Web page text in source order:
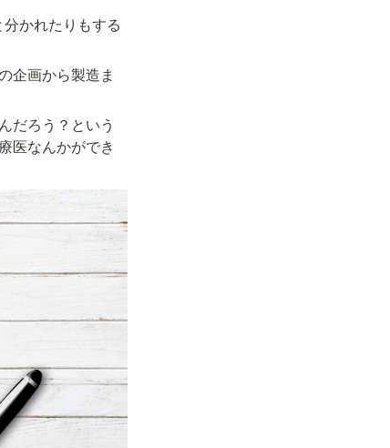
かれたりもする
企画から製造ま
だろう？という
医なんかができ